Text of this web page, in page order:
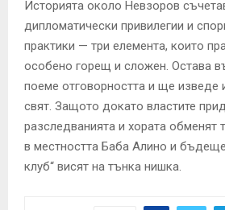
Историята около Невзоров
дипломатически привилегии и
практики — три елемента, които
особено горещ и сложен. Остава
поеме отговорността и ще изведе
свят. Защото докато властите
разследванията и хората обменят
в местността Баба Алино и
клуб“ висят на тънка нишка.